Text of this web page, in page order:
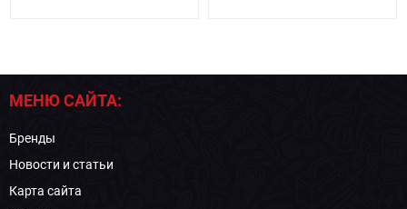
МЕНЮ САЙТА:
Бренды
Новости и статьи
Карта сайта